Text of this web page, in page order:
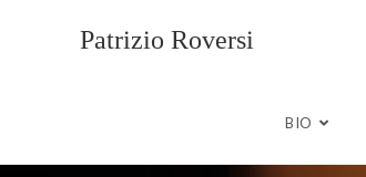
Patrizio Roversi
BIO